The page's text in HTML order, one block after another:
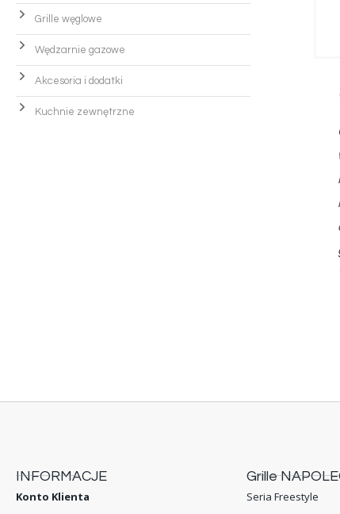
Grille węglowe
Wędzarnie gazowe
Akcesoria i dodatki
Kuchnie zewnętrzne
INFORMACJE
Konto Klienta
Grille
Seria Freestyle